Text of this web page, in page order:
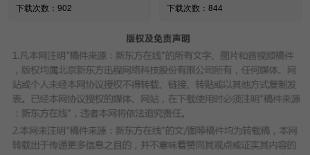
下载次数：902
下载次数：844